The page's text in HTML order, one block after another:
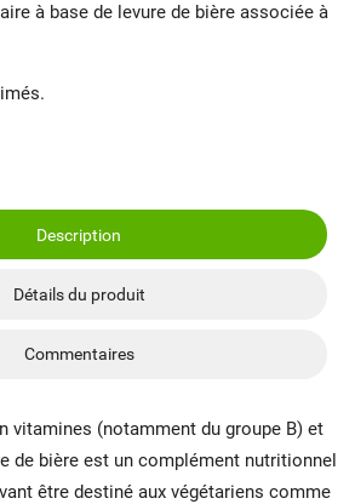
à base de levure de bière associée à
Description
Détails du produit
Commentaires
vitamines (notamment du groupe B) et
de bière est un complément nutritionnel
être destiné aux végétariens comme